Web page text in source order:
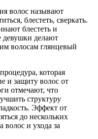
волос называют
блестеть, сверкать.
блестеть и
девушки делают
волосам глянцевый
которая
и защиту волос от
отмечают, что
структуру
Эффект от
до нескольких
волос и ухода за